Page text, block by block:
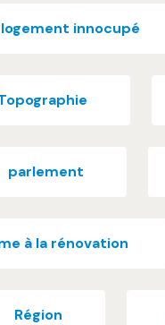
logement innocupé
parlement
à la rénovation
Région